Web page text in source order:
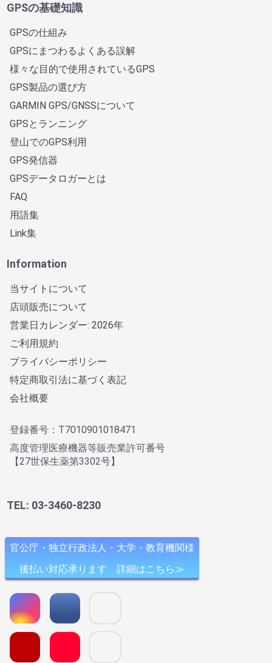
GPSの基礎知識
GPSの仕組み
GPSにまつわるよくある誤解
様々な目的で使用されているGPS
GPS製品の選び方
GARMIN GPS/GNSSについて
GPSとランニング
登山でのGPS利用
GPS発信器
GPSデータロガーとは
FAQ
用語集
Link集
Information
当サイトについて
店頭販売について
営業日カレンダー: 2026年
ご利用規約
プライバシーポリシー
特定商取引法に基づく表記
会社概要
登録番号：T7010901018471
高度管理医療機器等販売業許可番号
【27世保生薬第3302号】
TEL: 03-3460-8230
官公庁・独立行政法人・大学・教育機関様
後払い対応承ります 詳細はこちら≫